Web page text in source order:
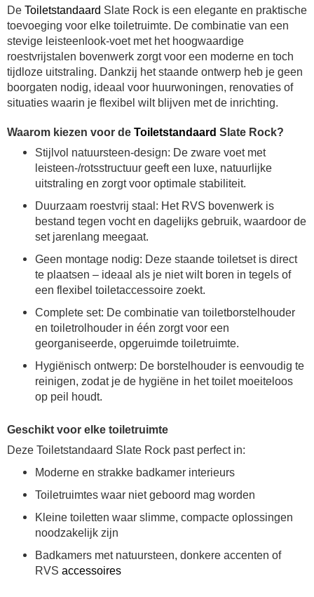
De Toiletstandaard Slate Rock is een elegante en praktische
toevoeging voor elke toiletruimte. De combinatie van een
stevige leisteenlook-voet met het hoogwaardige
roestvrijstalen bovenwerk zorgt voor een moderne en toch
tijdloze uitstraling. Dankzij het staande ontwerp heb je geen
boorgaten nodig, ideaal voor huurwoningen, renovaties of
situaties waarin je flexibel wilt blijven met de inrichting.
Waarom kiezen voor de Toiletstandaard Slate Rock?
Stijlvol natuursteen-design: De zware voet met
leisteen-/rotsstructuur geeft een luxe, natuurlijke
uitstraling en zorgt voor optimale stabiliteit.
Duurzaam roestvrij staal: Het RVS bovenwerk is
bestand tegen vocht en dagelijks gebruik, waardoor de
set jarenlang meegaat.
Geen montage nodig: Deze staande toiletset is direct
te plaatsen – ideaal als je niet wilt boren in tegels of
een flexibel toiletaccessoire zoekt.
Complete set: De combinatie van toiletborstelhouder
en toiletrolhouder in één zorgt voor een
georganiseerde, opgeruimde toiletruimte.
Hygiënisch ontwerp: De borstelhouder is eenvoudig te
reinigen, zodat je de hygiëne in het toilet moeiteloos
op peil houdt.
Geschikt voor elke toiletruimte
Deze Toiletstandaard Slate Rock past perfect in:
Moderne en strakke badkamer interieurs
Toiletruimtes waar niet geboord mag worden
Kleine toiletten waar slimme, compacte oplossingen
noodzakelijk zijn
Badkamers met natuursteen, donkere accenten of
RVS accessoires